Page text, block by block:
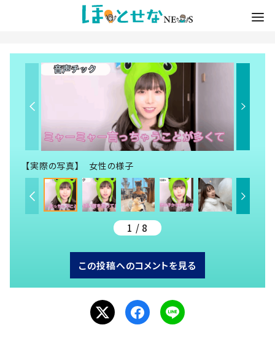
【実際の写真】 女性の様子
1 / 8
この投稿へのコメントを見る